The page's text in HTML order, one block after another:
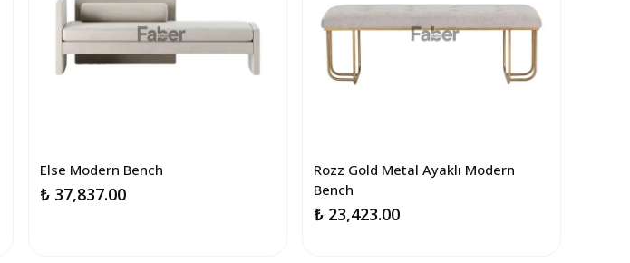
Else Modern Bench
₺ 37,837.00
Rozz Gold Metal Ayaklı Modern
Bench
₺ 23,423.00